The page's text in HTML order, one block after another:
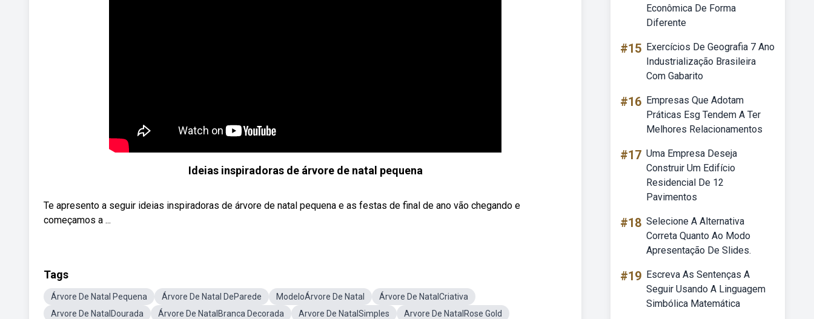
Ideias inspiradoras de árvore de natal pequena
Te apresento a seguir ideias inspiradoras de árvore de natal pequena e as festas de final de ano vão chegando e
começamos a ...
Tags
Árvore De Natal Pequena Árvore De Natal DeParede ModeloÁrvore De Natal
Árvore De NatalCriativa
Arvore De NatalDourada
Árvore De NatalBranca Decorada Arvore De NatalSimples
Arvore De NatalRose Gold
Econômica De Forma
Diferente
#15 Exercícios De Geografia 7 Ano
Industrialização Brasileira
Com Gabarito
#16 Empresas Que Adotam
Práticas Esg Tendem A Ter
Melhores Relacionamentos
#17 Uma Empresa Deseja
Construir Um Edifício
Residencial De 12
Pavimentos
#18 Selecione A Alternativa
Correta Quanto Ao Modo
Apresentação De Slides.
#19 Escreva As Sentenças A
Seguir Usando A Linguagem
Simbólica Matemática